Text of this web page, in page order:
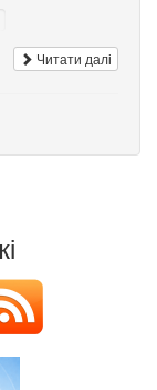
Читати далі